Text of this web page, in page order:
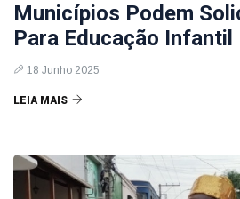
Municípios Podem
Para Educação Infantil
18 Junho 2025
LEIA MAIS